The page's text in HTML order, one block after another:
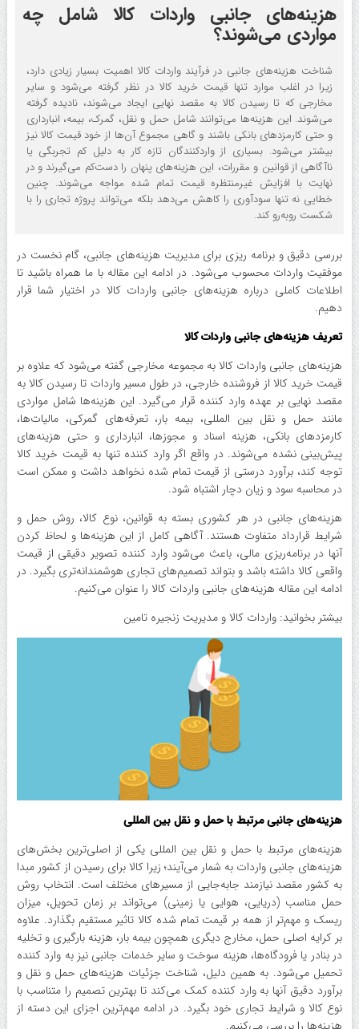
هزینه‌های جانبی واردات کالا شامل چه
مواردی می‌شوند؟
شناخت هزینه‌های جانبی در فرآیند واردات کالا اهمیت بسیار زیادی دارد،
زیرا در اغلب موارد تنها قیمت خرید کالا در نظر گرفته می‌شود و سایر
مخارجی که تا رسیدن کالا به مقصد نهایی ایجاد می‌شوند، نادیده گرفته
می‌شوند. این هزینه‌ها می‌توانند شامل حمل‌ و نقل، گمرک، بیمه، انبارداری
و حتی کارمزدهای بانکی باشند و گاهی مجموع آن‌ها از خود قیمت کالا نیز
بیشتر می‌شود. بسیاری از واردکنندگان تازه‌ کار به دلیل کم‌ تجربگی یا
ناآگاهی از قوانین و مقررات، این هزینه‌های پنهان را دست‌کم می‌گیرند و در
نهایت با افزایش غیرمنتظره قیمت تمام‌ شده مواجه می‌شوند. چنین
خطایی نه‌ تنها سودآوری را کاهش می‌دهد بلکه می‌تواند پروژه تجاری را با
شکست روبه‌رو کند.
بررسی دقیق و برنامه ریزی برای مدیریت هزینه‌های جانبی، گام نخست در
موفقیت واردات محسوب می‌شود. در ادامه این مقاله با ما همراه باشید تا
اطلاعات کاملی درباره هزینه‌های جانبی واردات کالا در اختیار شما قرار
دهیم.
تعریف هزینه‌های جانبی واردات کالا
هزینه‌های جانبی واردات کالا به مجموعه مخارجی گفته می‌شود که علاوه بر
قیمت خرید کالا از فروشنده خارجی، در طول مسیر واردات تا رسیدن کالا به
مقصد نهایی بر عهده وارد کننده قرار می‌گیرد. این هزینه‌ها شامل مواردی
مانند حمل و نقل بین المللی، بیمه بار، تعرفه‌های گمرکی، مالیات‌ها،
کارمزد‌های بانکی، هزینه اسناد و مجوزها، انبارداری و حتی هزینه‌های
پیش‌بینی نشده می‌شوند. در واقع اگر وارد کننده تنها به قیمت خرید کالا
توجه کند، برآورد درستی از قیمت تمام شده نخواهد داشت و ممکن است
در محاسبه سود و زیان دچار اشتباه شود.
هزینه‌های جانبی در هر کشوری بسته به قوانین، نوع کالا، روش حمل و
شرایط قرارداد متفاوت هستند. آگاهی کامل از این هزینه‌ها و لحاظ کردن
آنها در برنامه‌ریزی مالی، باعث می‌شود وارد کننده تصویر دقیقی از قیمت
واقعی کالا داشته باشد و بتواند تصمیم‌های تجاری هوشمندانه‌تری بگیرد. در
ادامه این مقاله هزینه‌های جانبی واردات کالا را عنوان می‌کنیم.
بیشتر بخوانید: واردات کالا و مدیریت زنجیره تامین
هزینه‌های جانبی مرتبط با حمل و نقل بین المللی
هزینه‌های مرتبط با حمل و نقل بین المللی یکی از اصلی‌ترین بخش‌های
هزینه‌های جانبی واردات به شمار می‌آیند؛ زیرا کالا برای رسیدن از کشور مبدا
به کشور مقصد نیازمند جابه‌جایی از مسیر‌های مختلف است. انتخاب روش
حمل مناسب (دریایی، هوایی یا زمینی) می‌تواند بر زمان تحویل، میزان
ریسک و مهم‌تر از همه بر قیمت تمام شده کالا تاثیر مستقیم بگذارد. علاوه
بر کرایه اصلی حمل، مخارج دیگری همچون بیمه بار، هزینه بارگیری و تخلیه
در بنادر یا فرودگاه‌ها، هزینه سوخت و سایر خدمات جانبی نیز به وارد کننده
تحمیل می‌شود. به همین دلیل، شناخت جزئیات هزینه‌های حمل و نقل و
برآورد دقیق آنها به وارد کننده کمک می‌کند تا بهترین تصمیم را متناسب با
نوع کالا و شرایط تجاری خود بگیرد. در ادامه مهم‌ترین اجزای این دسته از